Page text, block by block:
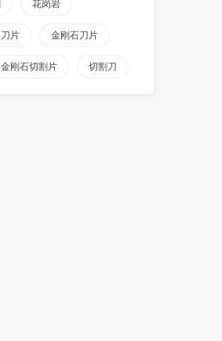
花岗岩
刀片 金刚石刀片
金刚石切割片 切割刀